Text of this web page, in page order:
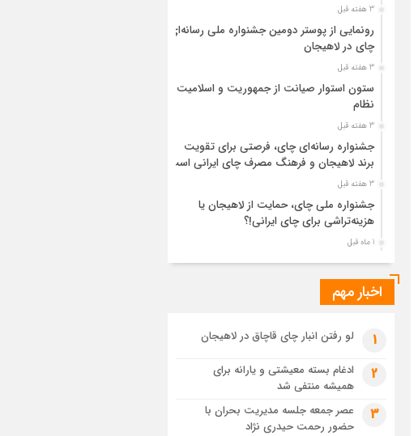
3 هفته قبل
رونمایی از پوستر دومین جشنواره ملی رسانه‌ای
چای در لاهیجان
3 هفته قبل
ستون استوار صیانت از جمهوریت و اسلامیت
نظام
3 هفته قبل
جشنواره رسانه‌ای چای، فرصتی برای تقویت
برند لاهیجان و فرهنگ مصرف چای ایرانی است
3 هفته قبل
جشنواره ملی چای، حمایت از لاهیجان یا
هزینه‌تراشی برای چای ایرانی!؟
1 ماه قبل
پیکر مطهر رهبر شهید انقلاب در حرم مطهر
رضوی آرام گرفت
آخر در آستان امام رئوف
تصاویر هوایی مراسم تشییع پیکر مطهر آقای
شهید ایران – مشهد
1 ماه قبل
اخبار مهم
1 لو رفتن انبار چای قاچاق در لاهیجان
2
ادغام بسته معیشتی و یارانه برای
همیشه منتفی شد
3
عصر جمعه جلسه مدیریت بحران با
حضور رحمت حیدری نژاد